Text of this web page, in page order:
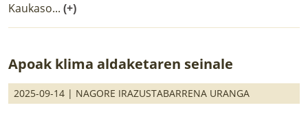
Kaukaso... (+)
Apoak klima aldaketaren seinale
2025-09-14 | NAGORE IRAZUSTABARRENA URANGA